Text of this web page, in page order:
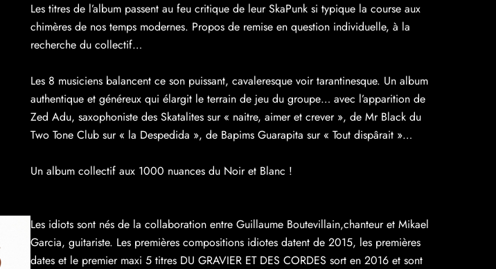
Les titres de l’album passent au feu critique de leur SkaPunk si typique la course aux
chimères de nos temps modernes. Propos de remise en question individuelle, à la
recherche du collectif…
Les 8 musiciens balancent ce son puissant, cavaleresque voir tarantinesque. Un album
authentique et généreux qui élargit le terrain de jeu du groupe… avec l’apparition de
Zed Adu, saxophoniste des Skatalites sur « naitre, aimer et crever », de Mr Black du
Two Tone Club sur « la Despedida », de Bapims Guarapita sur « Tout dispârait »…
Un album collectif aux 1000 nuances du Noir et Blanc !
Les idiots sont nés de la collaboration entre Guillaume Boutevillain,chanteur et Mikael
Garcia, guitariste. Les premières compositions idiotes datent de 2015, les premières
dates et le premier maxi 5 titres DU GRAVIER ET DES CORDES sort en 2016 et sont